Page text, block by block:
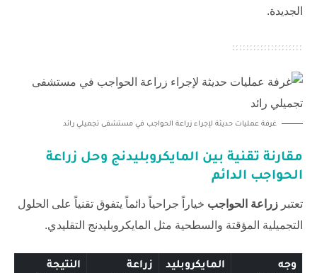
الجديدة.
غرفة عمليات حديثة لإجراء زراعة الحواجب في مستشفى تجميلي رائد
مقارنة تقنية بين المايكروبليدنج وحل زراعة
الحواجب الدائم
تعتبر زراعة الحواجب خياراً جراحياً دائماً يتفوق تقنياً على الحلول
التجميلية المؤقتة والسطحية مثل المايكروبليدنج التقليدي.
وجه
المايكروبليد
زراعة
النتيجة